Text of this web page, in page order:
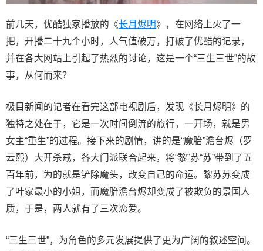
前几天，优酷独家播放的《长月烬明》，在网络上火了一
把，开播二十九个小时，人气值破万，打破了优酷的记录，
并在各大网站上引起了热烈的讨论，这是一个“三生三世”的故
事，从何而来？
极目新闻的记者在看完这部电视剧后，发现《长月烬明》的
独特之处在于，它是一次时间倒流的旅行，一开场，就是男
女主“重生”的过程。接下来的剧情，讲的是“魔胎”澹台烬（罗
云熙）大开杀戒，各大门派联合起来，将“黎”苏“苏”带到了五
百年前，为的就是铲除魔头，改变自己的命运。黎苏苏变成
了叶家最小的小姐，而魔胎澹台烬却变成了被欺负的景国人
质，于是，两人就有了三次恋爱。
“三生三世”，为角色的多元发展提供了更为广阔的叙述空间。